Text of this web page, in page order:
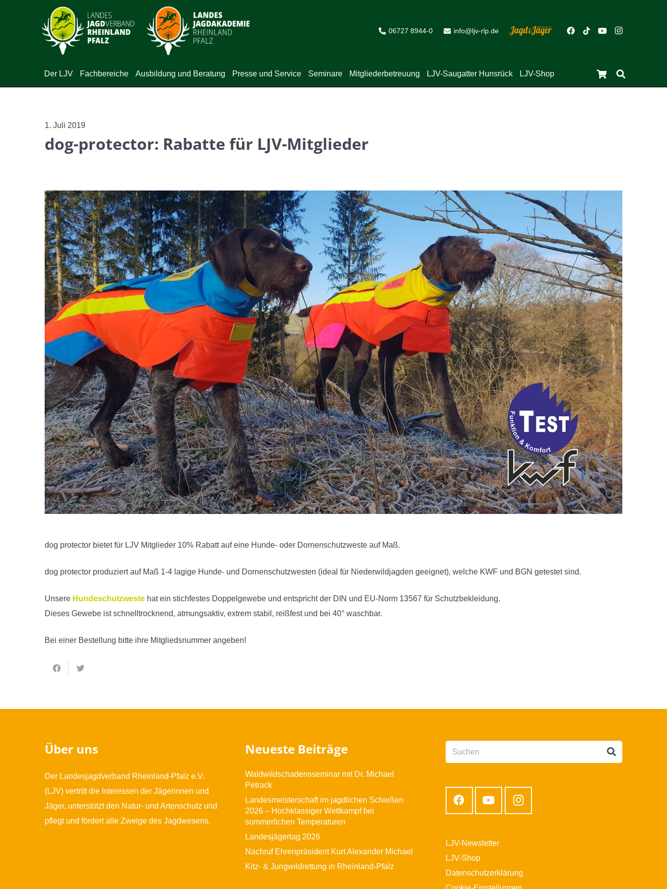
06727 8944-0 info@ljv-rlp.de
Der LJV Fachbereiche Ausbildung und Beratung Presse und Service Seminare Mitgliederbetreuung LJV-Saugatter Hunsrück LJV-Shop
1. Juli 2019
dog-protector: Rabatte für LJV-Mitglieder
dog protector bietet für LJV Mitglieder 10% Rabatt auf eine Hunde- oder Dornenschutzweste auf Maß.
dog protector produziert auf Maß 1-4 lagige Hunde- und Dornenschutzwesten (ideal für Niederwildjagden geeignet), welche KWF und BGN getestet sind.
Unsere Hundeschutzweste hat ein stichfestes Doppelgewebe und entspricht der DIN und EU-Norm 13567 für Schutzbekleidung.
Dieses Gewebe ist schnelltrocknend, atmungsaktiv, extrem stabil, reißfest und bei 40° waschbar.
Bei einer Bestellung bitte ihre Mitgliedsnummer angeben!
Über uns
Der Landesjagdverband Rheinland-Pfalz e.V.
(LJV) vertritt die Interessen der Jägerinnen und
Jäger, unterstützt den Natur- und Artenschutz und
pflegt und fördert alle Zweige des Jagdwesens.
Neueste Beiträge
Waldwildschadensseminar mit Dr. Michael
Petrack
Landesmeisterschaft im jagdlichen Schießen
2026 – Hochklassiger Wettkampf bei
sommerlichen Temperaturen
Landesjägertag 2026
Nachruf Ehrenpräsident Kurt Alexander Michael
Kitz- & Jungwildrettung in Rheinland-Pfalz
LJV-Newsletter
LJV-Shop
Datenschutzerklärung
Close